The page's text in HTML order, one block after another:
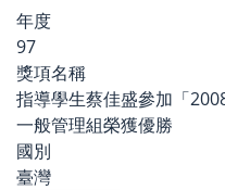
年度
97
獎項名稱
指導學生蔡佳盛參加「
一般管理組榮獲優勝
國別
臺灣